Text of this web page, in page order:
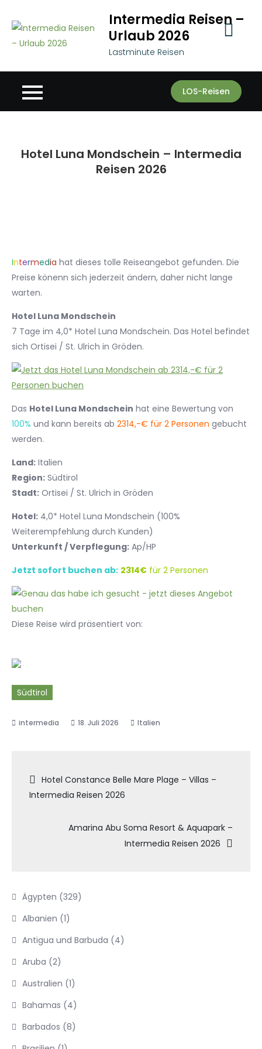
content
Intermedia Reisen –
Urlaub 2026
Lastminute Reisen
LOS-Reisen
Hotel Luna Mondschein – Intermedia
Reisen 2026
Intermedia hat dieses tolle Reiseangebot gefunden. Die
Preise könenn sich jederzeit ändern, daher nicht lange
warten.
Hotel Luna Mondschein
7 Tage im 4,0* Hotel Luna Mondschein. Das Hotel befindet
sich Ortisei / St. Ulrich in Gröden.
Das Hotel Luna Mondschein hat eine Bewertung von
100% und kann bereits ab 2314,-€ für 2 Personen gebucht
werden.
Land: Italien
Region: Südtirol
Stadt: Ortisei / St. Ulrich in Gröden
Hotel: 4,0* Hotel Luna Mondschein (100%
Weiterempfehlung durch Kunden)
Unterkunft / Verpflegung: Ap/HP
Jetzt sofort buchen ab: 2314€ für 2 Personen
Diese Reise wird präsentiert von:
Südtirol
18. Juli 2026 Italien
Beitragsnavigation
Hotel Constance Belle Mare Plage – Villas –
Intermedia Reisen 2026
Amarina Abu Soma Resort & Aquapark –
Intermedia Reisen 2026
Ägypten (329)
Albanien (1)
Antigua und Barbuda (4)
Aruba (2)
Australien (1)
Bahamas (4)
Barbados (8)